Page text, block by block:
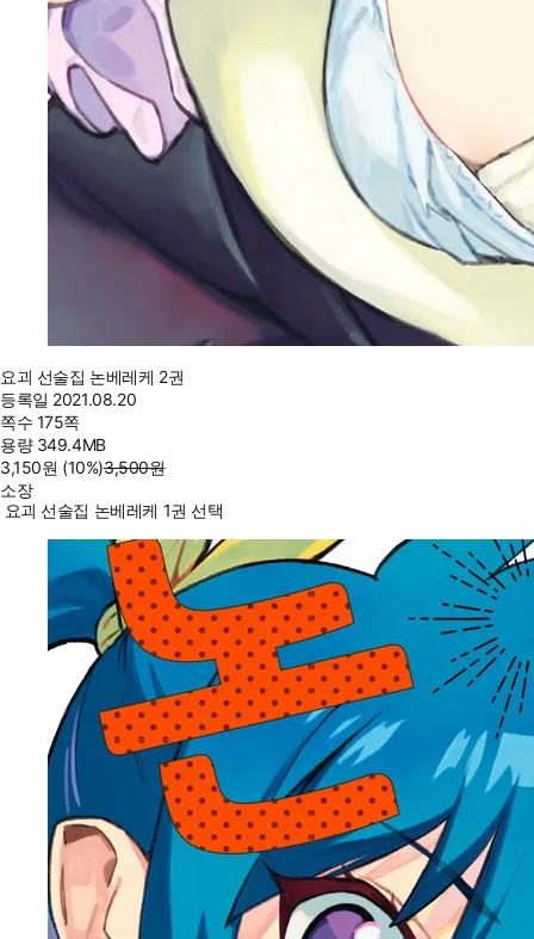
요괴 선술집 논베레케 2권
등록일 2021.08.20
쪽수 175쪽
용량 349.4MB
3,150원 (10%)3,500원
소장
요괴 선술집 논베레케 1권 선택